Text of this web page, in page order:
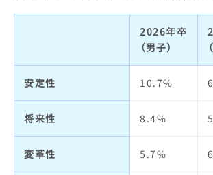
6.7%
労働時間
女性の活躍 16.1%
福利厚生制度 4.0%
3.4%
2026年卒
（男子）
安定性 10.7%
将来性 8.4%
変革性 5.7%